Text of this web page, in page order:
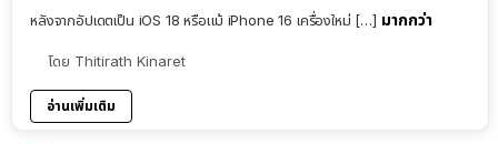
หลังจากอัปเดตเป็น iOS 18 หรือแม้ iPhone 16 เครื่องใหม่ […] มากกว่า
โดย Thitirath Kinaret
อ่านเพิ่มเติม